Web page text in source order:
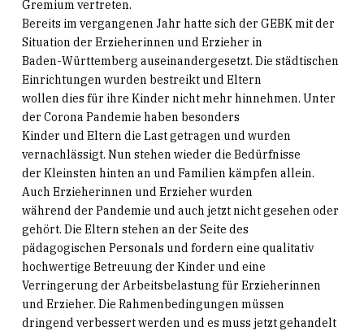
Gremium vertreten.
Bereits im vergangenen Jahr hatte sich der GEBK mit der
Situation der Erzieherinnen und Erzieher in
Baden-Württemberg auseinandergesetzt. Die städtischen
Einrichtungen wurden bestreikt und Eltern
wollen dies für ihre Kinder nicht mehr hinnehmen. Unter
der Corona Pandemie haben besonders
Kinder und Eltern die Last getragen und wurden
vernachlässigt. Nun stehen wieder die Bedürfnisse
der Kleinsten hinten an und Familien kämpfen allein.
Auch Erzieherinnen und Erzieher wurden
während der Pandemie und auch jetzt nicht gesehen oder
gehört. Die Eltern stehen an der Seite des
pädagogischen Personals und fordern eine qualitativ
hochwertige Betreuung der Kinder und eine
Verringerung der Arbeitsbelastung für Erzieherinnen
und Erzieher. Die Rahmenbedingungen müssen
dringend verbessert werden und es muss jetzt gehandelt